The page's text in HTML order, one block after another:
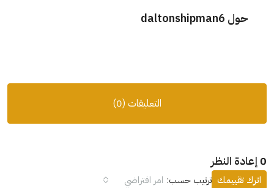
حول daltonshipman6
التعليقات (0)
0 إعادة النظر
ترتيب حسب: امر افتراضي اترك تقييمك